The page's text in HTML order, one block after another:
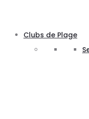
Clubs de Plage